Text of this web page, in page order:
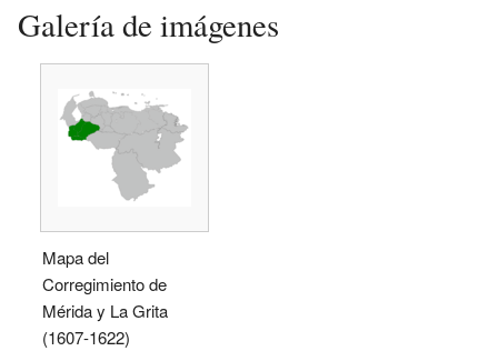
Galería de imágenes
Mapa del
Corregimiento de
Mérida y La Grita
(1607-1622)